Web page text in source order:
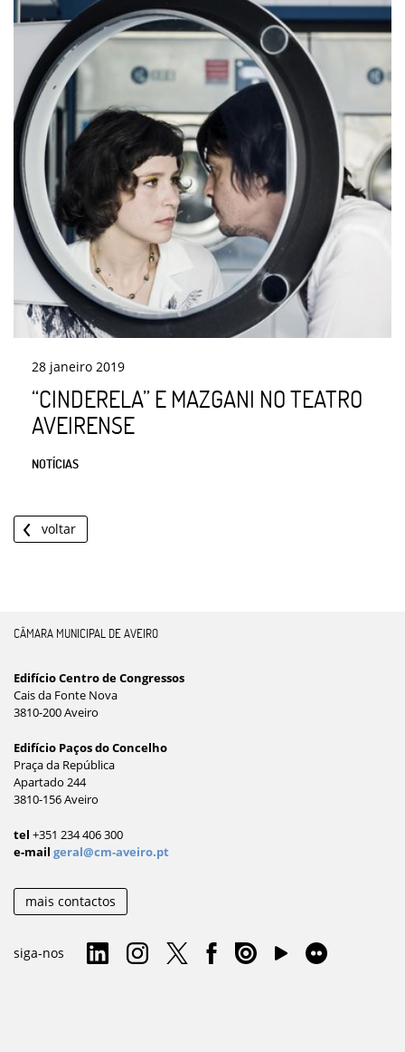
28 janeiro 2019
“CINDERELA” E MAZGANI NO TEATRO
AVEIRENSE
NOTÍCIAS
voltar
CÂMARA MUNICIPAL DE AVEIRO
Edifício Centro de Congressos
Cais da Fonte Nova
3810-200 Aveiro
Edifício Paços do Concelho
Praça da República
Apartado 244
3810-156 Aveiro
tel +351 234 406 300
e-mail geral@cm-aveiro.pt
mais contactos
siga-nos